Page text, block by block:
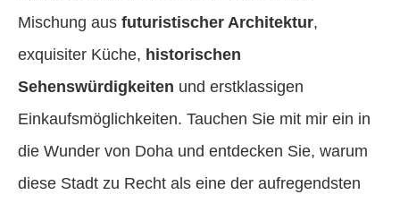
Mischung aus futuristischer Architektur,
exquisiter Küche, historischen
Sehenswürdigkeiten und erstklassigen
Einkaufsmöglichkeiten. Tauchen Sie mit mir ein in
die Wunder von Doha und entdecken Sie, warum
diese Stadt zu Recht als eine der aufregendsten